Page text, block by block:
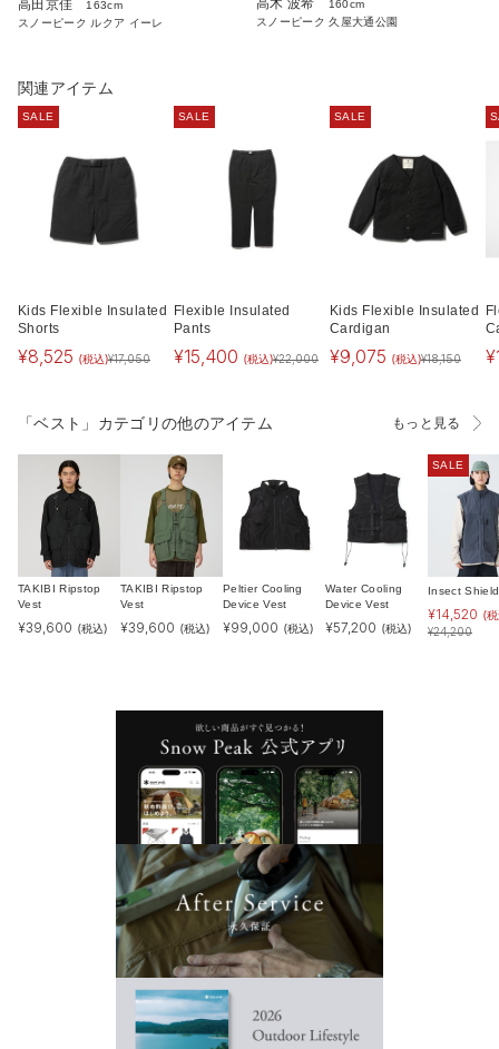
高田京佳
163cm
スノーピーク ルクア イーレ
高木 波希
160cm
スノーピーク 久屋大通公園
関連アイテム
SALE
Kids Flexible Insulated
Shorts
¥8,525 (税込)¥17,050
SALE
Flexible Insulated
Pants
¥15,400 (税込)¥22,000
SALE
Kids Flexible Insulated
Cardigan
¥9,075 (税込)¥18,150 ¥
「ベスト」カテゴリの他のアイテム もっと見る
TAKIBI Ripstop
Vest
¥39,600 (税込)
TAKIBI Ripstop
Vest
¥39,600 (税込)
Peltier Cooling
Device Vest
¥99,000 (税込)
Water Cooling
Device Vest
¥57,200 (税込)
SALE
Insect
¥14,520 (
¥24,200